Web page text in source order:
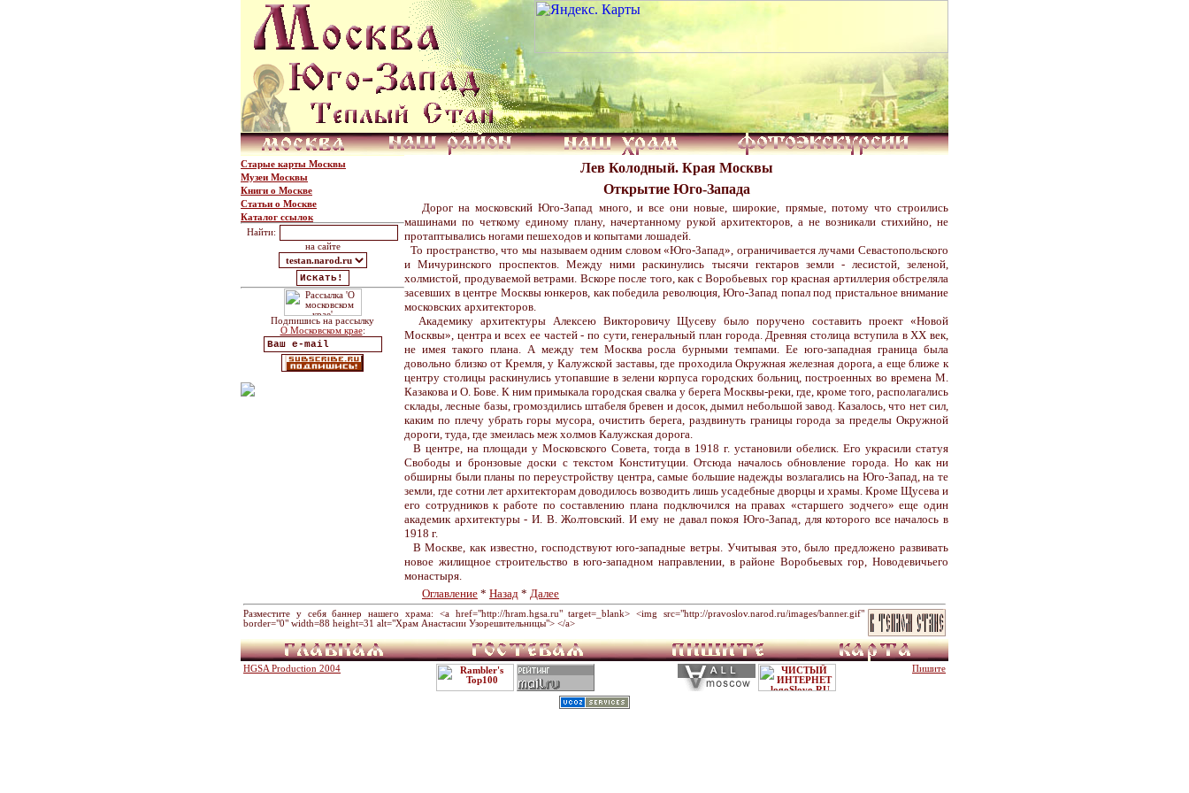
Старые карты Москвы
Музеи Москвы
Книги о Москве
Статьи о Москве
Каталог ссылок
Найти:
на сайте
Подпишись на рассылку
О Московском крае:
Лев Колодный. Края Москвы
Открытие Юго-Запада
Дорог на московский Юго-Запад много, и все они новые, широкие, прямые, потому что строились
машинами по четкому единому плану, начертанному рукой архитекторов, а не возникали стихийно, не
протаптывались ногами пешеходов и копытами лошадей.
То пространство, что мы называем одним словом «Юго-Запад», ограничивается лучами Севастопольского
и Мичуринского проспектов. Между ними раскинулись тысячи гектаров земли - лесистой, зеленой,
холмистой, продуваемой ветрами. Вскоре после того, как с Воробьевых гор красная артиллерия обстреляла
засевших в центре Москвы юнкеров, как победила революция, Юго-Запад попал под пристальное внимание
московских архитекторов.
Академику архитектуры Алексею Викторовичу Щусеву было поручено составить проект «Новой
Москвы», центра и всех ее частей - по сути, генеральный план города. Древняя столица вступила в XX век,
не имея такого плана. А между тем Москва росла бурными темпами. Ее юго-западная граница была
довольно близко от Кремля, у Калужской заставы, где проходила Окружная железная дорога, а еще ближе к
центру столицы раскинулись утопавшие в зелени корпуса городских больниц, построенных во времена М.
Казакова и О. Бове. К ним примыкала городская свалка у берега Москвы-реки, где, кроме того, располагались
склады, лесные базы, громоздились штабеля бревен и досок, дымил небольшой завод. Казалось, что нет сил,
каким по плечу убрать горы мусора, очистить берега, раздвинуть границы города за пределы Окружной
дороги, туда, где змеилась меж холмов Калужская дорога.
В центре, на площади у Московского Совета, тогда в 1918 г. установили обелиск. Его украсили статуя
Свободы и бронзовые доски с текстом Конституции. Отсюда началось обновление города. Но как ни
обширны были планы по переустройству центра, самые большие надежды возлагались на Юго-Запад, на те
земли, где сотни лет архитекторам доводилось возводить лишь усадебные дворцы и храмы. Кроме Щусева и
его сотрудников к работе по составлению плана подключился на правах «старшего зодчего» еще один
академик архитектуры - И. В. Жолтовский. И ему не давал покоя Юго-Запад, для которого все началось в
1918 г.
В Москве, как известно, господствуют юго-западные ветры. Учитывая это, было предложено развивать
новое жилищное строительство в юго-западном направлении, в районе Воробьевых гор, Новодевичьего
монастыря.
Оглавление * Назад * Далее
Разместите у себя баннер нашего храма: <a href="http://hram.hgsa.ru" target=_blank> <img src="http://pravoslov.narod.ru/images/banner.gif"
border="0" width=88 height=31 alt="Храм Анастасии Узорешительницы"> </a>
HGSA Production 2004 Пишите